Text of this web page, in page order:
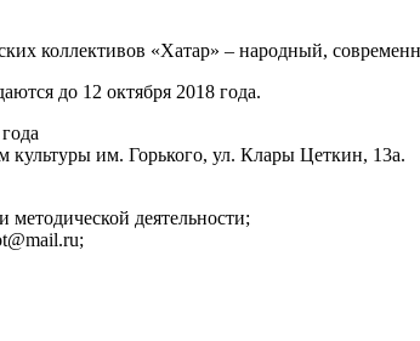
коллективов «Хатар» – народный,
до 12 октября 2018 года.
культуры им. Горького, ул. Клары Цеткин, 13а.
деятельности;